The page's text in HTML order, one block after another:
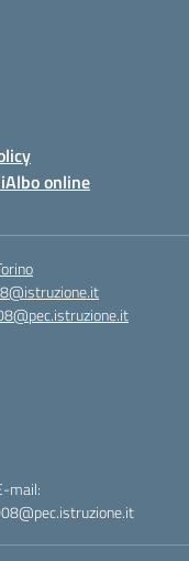
Albo online
mail: